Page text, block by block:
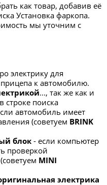
как товар, добавив её
Установка фаркопа.
мы уточним с
электрику для
к автомобилю.
..., так же как и
строке поиска
автомобиль имеет
(советуем BRINK
блок - если компьютер
проверкой
MINI
электрика